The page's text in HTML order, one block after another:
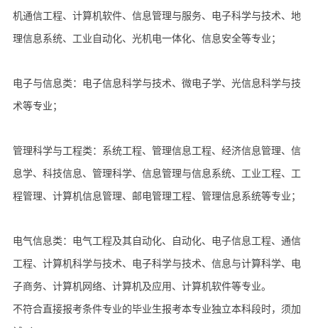
机通信工程、计算机软件、信息管理与服务、电子科学与技术、地
理信息系统、工业自动化、光机电一体化、信息安全等专业；
电子与信息类：电子信息科学与技术、微电子学、光信息科学与技
术等专业；
管理科学与工程类：系统工程、管理信息工程、经济信息管理、信
息学、科技信息、管理科学、信息管理与信息系统、工业工程、工
程管理、计算机信息管理、邮电管理工程、管理信息系统等专业；
电气信息类：电气工程及其自动化、自动化、电子信息工程、通信
工程、计算机科学与技术、电子科学与技术、信息与计算科学、电
子商务、计算机网络、计算机及应用、计算机软件等专业。
不符合直接报考条件专业的毕业生报考本专业独立本科段时，须加